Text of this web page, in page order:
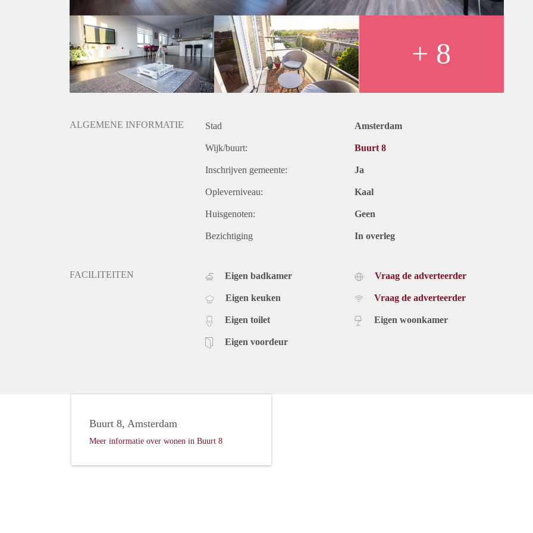
+ 8
ALGEMENE INFORMATIE Stad Amsterdam
Wijk/buurt: Buurt 8
Inschrijven gemeente: Ja
Opleverniveau: Kaal
Huisgenoten: Geen
Bezichtiging In overleg
FACILITEITEN Eigen badkamer
Eigen keuken
Eigen toilet
Eigen voordeur
Vraag de adverteerder
Vraag de adverteerder
Eigen woonkamer
Buurt 8, Amsterdam
Meer informatie over wonen in Buurt 8